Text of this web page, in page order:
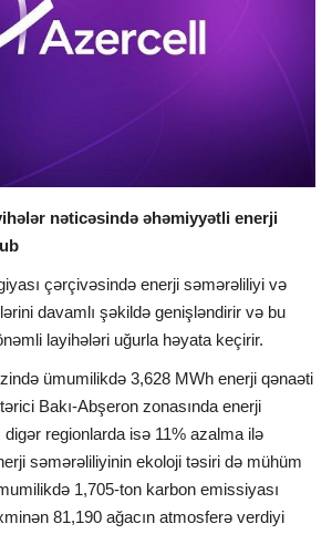
nəticəsində əhəmiyyətli enerji
çərçivəsində enerji səmərəliliyi və
davamlı şəkildə genişləndirir və bu
layihələri uğurla həyata keçirir.
ümumilikdə 3,628 MWh enerji qənaəti
Bakı-Abşeron zonasında enerji
regionlarda isə 11% azalma ilə
səmərəliliyinin ekoloji təsiri də mühüm
1,705-ton karbon emissiyası
81,190 ağacın atmosferə verdiyi